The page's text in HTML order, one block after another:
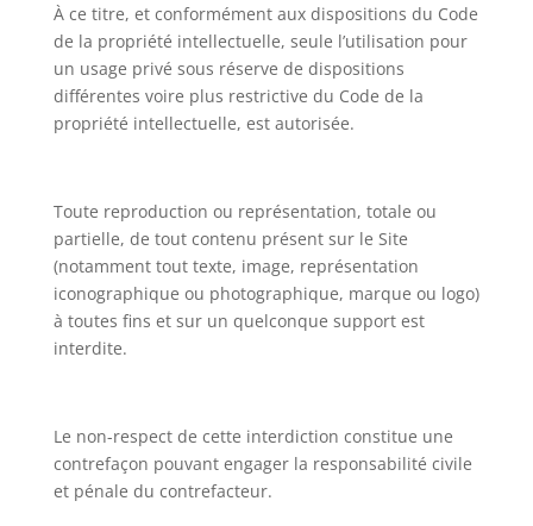
À ce titre, et conformément aux dispositions du Code
de la propriété intellectuelle, seule l’utilisation pour
un usage privé sous réserve de dispositions
différentes voire plus restrictive du Code de la
propriété intellectuelle, est autorisée.
Toute reproduction ou représentation, totale ou
partielle, de tout contenu présent sur le Site
(notamment tout texte, image, représentation
iconographique ou photographique, marque ou logo)
à toutes fins et sur un quelconque support est
interdite.
Le non-respect de cette interdiction constitue une
contrefaçon pouvant engager la responsabilité civile
et pénale du contrefacteur.